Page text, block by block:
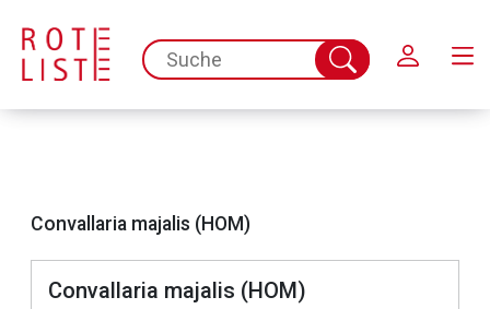
spc.search.input.placeholder
Suche
abschicken
Convallaria majalis (HOM)
Convallaria majalis (HOM)